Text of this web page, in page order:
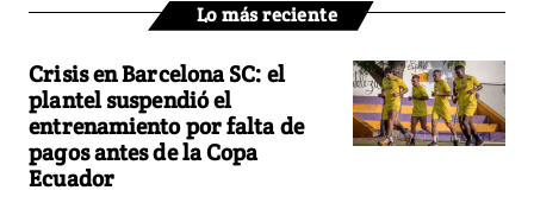
Lo más reciente
Crisis en Barcelona SC: el
plantel suspendió el
entrenamiento por falta de
pagos antes de la Copa
Ecuador